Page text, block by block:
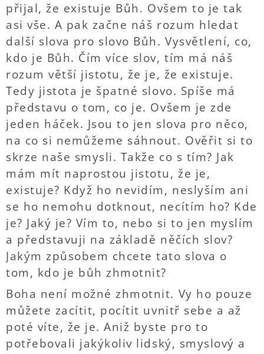
přijal, že existuje Bůh. Ovšem to je tak
asi vše. A pak začne náš rozum hledat
další slova pro slovo Bůh. Vysvětlení, co,
kdo je Bůh. Čím více slov, tím má náš
rozum větší jistotu, že je, že existuje.
Tedy jistota je špatné slovo. Spíše má
představu o tom, co je. Ovšem je zde
jeden háček. Jsou to jen slova pro něco,
na co si nemůžeme sáhnout. Ověřit si to
skrze naše smysli. Takže co s tím? Jak
mám mít naprostou jistotu, že je,
existuje? Když ho nevidím, neslyším ani
se ho nemohu dotknout, necítím ho? Kde
je? Jaký je? Vím to, nebo si to jen myslím
a představuji na základě něčích slov?
Jakým způsobem chcete tato slova o
tom, kdo je bůh zhmotnit?
Boha není možné zhmotnit. Vy ho pouze
můžete zacítit, pocítit uvnitř sebe a až
poté víte, že je. Aniž byste pro to
potřebovali jakýkoliv lidský, smyslový a